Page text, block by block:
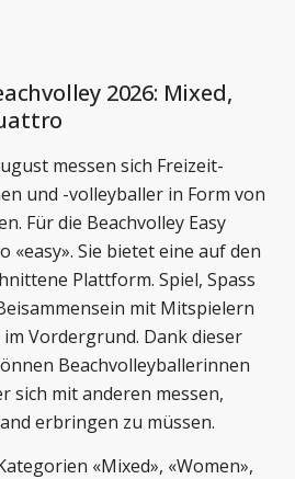
2026: Mixed,
messen sich Freizeit-
und -volleyballer in Form von
Für die Beachvolley Easy
«easy». Sie bietet eine auf den
Plattform. Spiel, Spass
mit Mitspielern
Vordergrund. Dank dieser
Beachvolleyballerinnen
sich mit anderen messen,
erbringen zu müssen.
«Mixed», «Women»,